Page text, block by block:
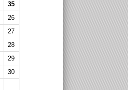
35
26
27
28
29
30